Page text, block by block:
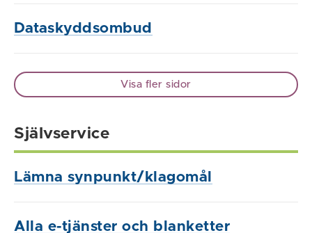
Dataskyddsombud
Visa fler sidor
Självservice
Lämna synpunkt/klagomål
Alla e-tjänster och blanketter